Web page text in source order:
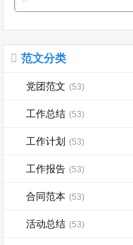
范文分类
党团范文 (53)
工作总结 (53)
工作计划 (53)
工作报告 (53)
合同范本 (53)
活动总结 (53)